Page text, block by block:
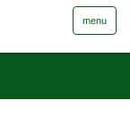
menu